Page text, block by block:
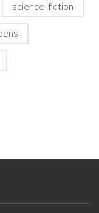
science-fiction